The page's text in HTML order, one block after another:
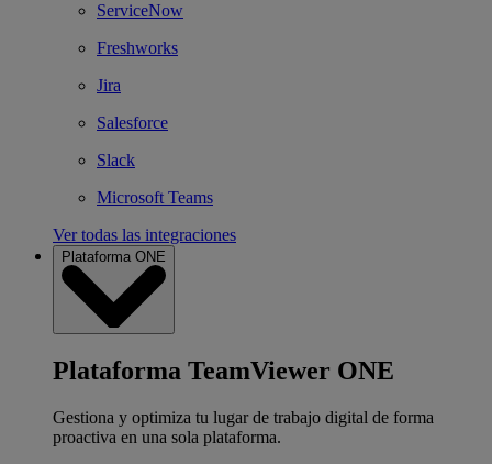
ServiceNow
Freshworks
Jira
Salesforce
Slack
Microsoft Teams
Ver todas las integraciones
Plataforma ONE
Plataforma TeamViewer ONE
Gestiona y optimiza tu lugar de trabajo digital de forma
proactiva en una sola plataforma.